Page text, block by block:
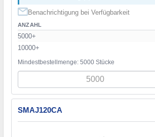
Benachrichtigung bei Verfügbarkeit
ANZAHL
5000+
10000+
Mindestbestellmenge: 5000 Stücke
SMAJ120CA